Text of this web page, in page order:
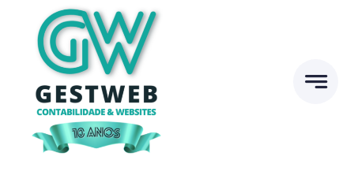
content